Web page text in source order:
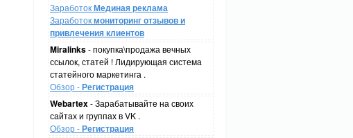
ЗаработокМединая реклама
Заработокмониторинг отзывов и
привлечения клиентов
Miralinks- покупка\продажа вечных
ссылок, статей ! Лидирующая система
статейного маркетинга .
Обзор -Регистрация
Webartex- Зарабатывайте на своих
сайтах и группах в VK .
Обзор -Регистрация